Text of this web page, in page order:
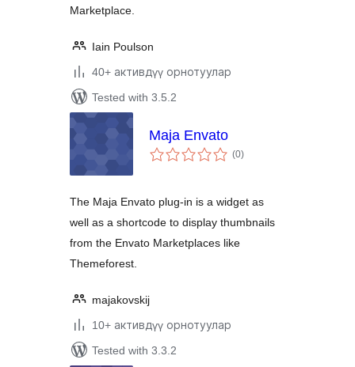
Marketplace.
Iain Poulson
40+ активдүү орнотуулар
Tested with 3.5.2
Maja Envato
(0total
ratings
)
The Maja Envato plug-in is a widget as
well as a shortcode to display thumbnails
from the Envato Marketplaces like
Themeforest.
majakovskij
10+ активдүү орнотуулар
Tested with 3.3.2